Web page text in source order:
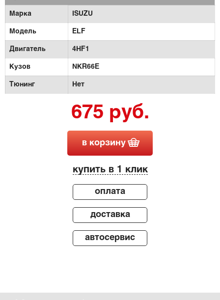
Марка ISUZU
Модель ELF
Двигатель 4HF1
Кузов NKR66E
Тюнинг Нет
675 руб.
в корзину
купить в 1 клик
оплата
доставка
автосервис